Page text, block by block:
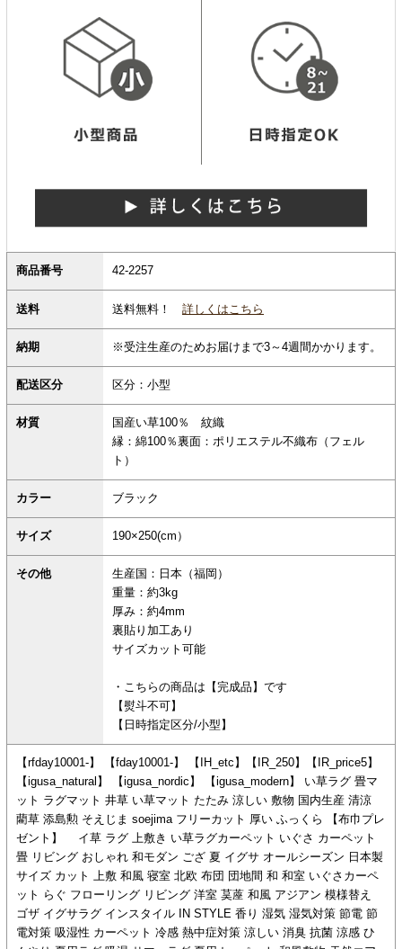
商品番号 42-2257
送料 送料無料！ 詳しくはこちら
納期 ※受注生産のためお届けまで3～4週間かかります。
配送区分 区分：小型
材質
国産い草100％ 紋織
縁：綿100％裏面：ポリエステル不織布（フェル
ト）
カラー ブラック
サイズ 190×250(cm）
その他
生産国：日本（福岡）
重量：約3kg
厚み：約4mm
裏貼り加工あり
サイズカット可能
・こちらの商品は【完成品】です
【熨斗不可】
【日時指定区分/小型】
【rfday10001-】 【fday10001-】 【IH_etc】【IR_250】【IR_price5】
【igusa_natural】 【igusa_nordic】 【igusa_modern】 い草ラグ 畳マ
ット ラグマット 井草 い草マット たたみ 涼しい 敷物 国内生産 清涼
藺草 添島勲 そえじま soejima フリーカット 厚い ふっくら 【布巾プレ
ゼント】 イ草 ラグ 上敷き い草ラグカーペット いぐさ カーペット
畳 リビング おしゃれ 和モダン ござ 夏 イグサ オールシーズン 日本製
サイズ カット 上敷 和風 寝室 北欧 布団 団地間 和 和室 いぐさカーペ
ット らぐ フローリング リビング 洋室 茣蓙 和風 アジアン 模様替え
ゴザ イグサラグ インスタイル IN STYLE 香り 湿気 湿気対策 節電 節
電対策 吸湿性 カーペット 冷感 熱中症対策 涼しい 消臭 抗菌 涼感 ひ